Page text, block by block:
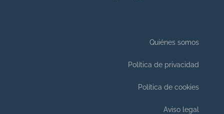
Quiénes somos
Política de privacidad
Política de cookies
Aviso legal